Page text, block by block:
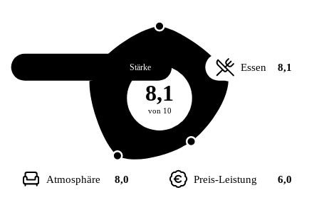
8,1
von 10
Essen 8,1
Preis-Leistung 6,0
Atmosphäre 8,0
Stärke